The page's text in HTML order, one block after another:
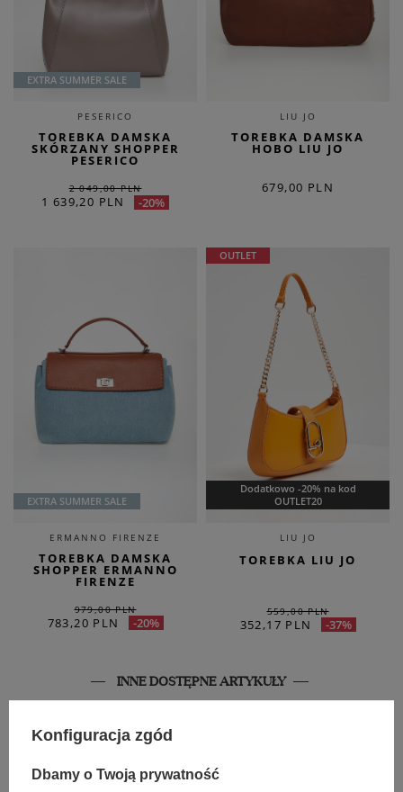
EXTRA SUMMER SALE
PESERICO
TOREBKA DAMSKA
SKÓRZANY SHOPPER
PESERICO
2 049,00 PLN
1 639,20 PLN -20%
LIU JO
TOREBKA DAMSKA
HOBO LIU JO
679,00 PLN
EXTRA SUMMER SALE
ERMANNO FIRENZE
TOREBKA DAMSKA
SHOPPER ERMANNO
FIRENZE
979,00 PLN
783,20 PLN -20%
Dodatkowo -20% na kod
OUTLET20
OUTLET
LIU JO
TOREBKA LIU JO
559,00 PLN
352,17 PLN -37%
INNE DOSTĘPNE ARTYKUŁY
Konfiguracja zgód
Dbamy o Twoją prywatność